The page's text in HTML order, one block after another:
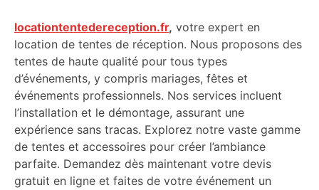
locationtentedereception.fr, votre expert en
location de tentes de réception. Nous proposons des
tentes de haute qualité pour tous types
d’événements, y compris mariages, fêtes et
événements professionnels. Nos services incluent
l’installation et le démontage, assurant une
expérience sans tracas. Explorez notre vaste gamme
de tentes et accessoires pour créer l’ambiance
parfaite. Demandez dès maintenant votre devis
gratuit en ligne et faites de votre événement un